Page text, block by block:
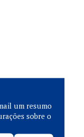
um resumo
sobre o